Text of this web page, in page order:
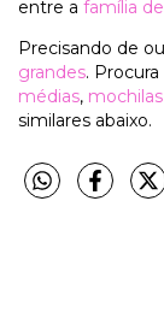
entre a família
Precisando de
grandes.
médias,
similares abaixo.